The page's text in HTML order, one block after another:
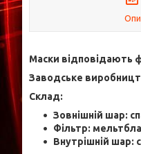
Маски відповідають
Заводське
Склад:
Зовнішній шар:
Фільтр:
Внутрішній шар: